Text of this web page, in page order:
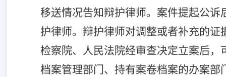
移送情况告知辩护律师。案件提起公
护律师。辩护律师对调整或者补充的
检察院、人民法院经审查决定立案后
档案管理部门、持有案卷档案的办案